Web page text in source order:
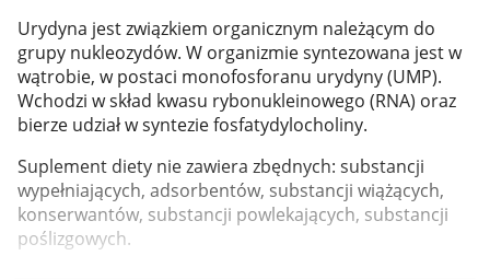
Korzystamy z plików cookies w celu
Urydyna jest związkiem organicznym należącym do
grupy nukleozydów. W organizmie syntezowana jest w
wątrobie, w postaci monofosforanu urydyny (UMP).
Wchodzi w skład kwasu rybonukleinowego (RNA) oraz
bierze udział w syntezie fosfatydylocholiny.
Suplement diety nie zawiera zbędnych: substancji
wypełniających, adsorbentów, substancji wiążących,
konserwantów, substancji powlekających, substancji
poślizgowych.